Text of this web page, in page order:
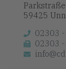
59425
02303
02303